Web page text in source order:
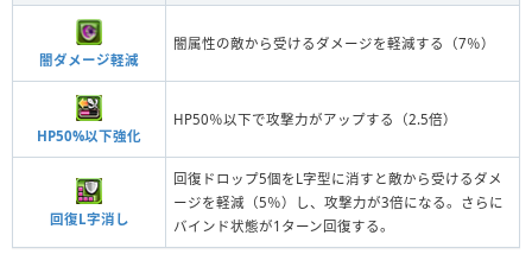
闇ダメージ軽減
闇属性の敵から受けるダメージを軽減する（7％）
HP50%以下強化
HP50％以下で攻撃力がアップする（2.5倍）
回復L字消し
回復ドロップ5個をL字型に消すと敵から受けるダメ
ージを軽減（5％）し、攻撃力が3倍になる。さらに
バインド状態が1ターン回復する。